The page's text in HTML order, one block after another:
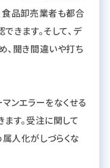
食品卸売業者も都合
きます。そして、デ
、聞き間違いや打ち
ンエラーをなくせる
す。受注に関して
人化がしづらくな